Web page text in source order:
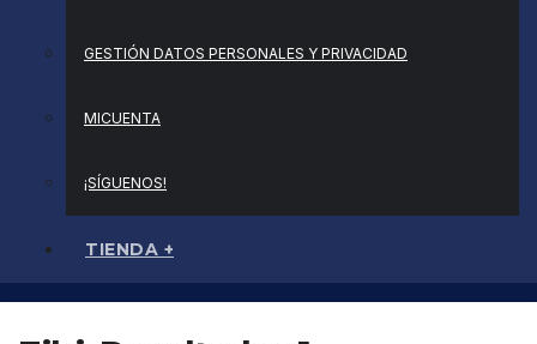
GESTIÓN DATOS PERSONALES Y PRIVACIDAD
MICUENTA
¡SÍGUENOS!
TIENDA +